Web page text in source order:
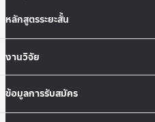
หลักสูตรระยะสั้น
งานวิจัย
ข้อมูลการรับสมัคร